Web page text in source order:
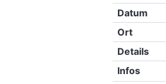
Datum
Ort
Details
Infos